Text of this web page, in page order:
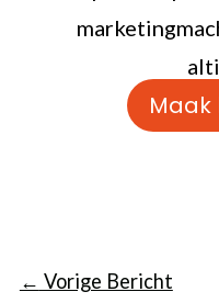
Maak
← Vorige Bericht